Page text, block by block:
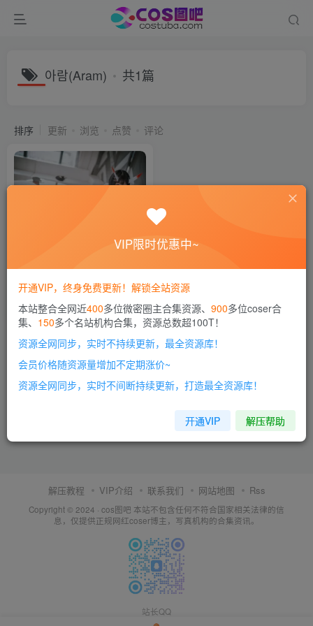
아람(Aram) 共1篇
排序 更新 浏览 点赞 评论
写真图片包合集[27套-持续更
新]会员专属 海外COS合集
2年前 12
解压教程 VIP介绍 联系我们 网站地图 Rss
Copyright © 2024 · cos图吧 本站不包含任何不符合国家相关法律的信
息，仅提供正规网红coser博主，写真机构的合集资讯。
站长QQ
VIP限时优惠中~
开通VIP，终身免费更新！解锁全站资源
本站整合全网近400多位微密圈主合集资源、 900多位coser合
集、 150多个名站机构合集，资源总数超100T！
资源全网同步，实时不持续更新，最全资源库！
会员价格随资源量增加不定期涨价~
资源全网同步，实时不间断持续更新，打造最全资源库！
开通VIP 解压帮助